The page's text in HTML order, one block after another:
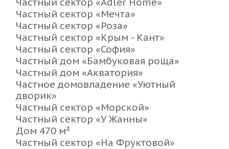
Частный сектор «Мечта»
Частный сектор «Роза»
Частный сектор «Крым - Кант»
Частный сектор «София»
Частный дом «Бамбуковая роща»
Частный дом «Акватория»
Частное домовладение «Уютный
дворик»
Частный сектор «Морской»
Частный сектор «У Жанны»
Дом 470 м²
Частный сектор «На Фруктовой»